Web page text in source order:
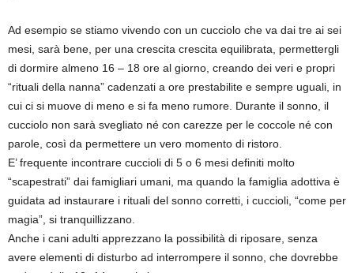
Ad esempio se stiamo vivendo con un cucciolo che va dai tre ai sei
mesi, sarà bene, per una crescita crescita equilibrata, permettergli
di dormire almeno 16 – 18 ore al giorno, creando dei veri e propri
“rituali della nanna” cadenzati a ore prestabilite e sempre uguali, in
cui ci si muove di meno e si fa meno rumore. Durante il sonno, il
cucciolo non sarà svegliato né con carezze per le coccole né con
parole, così da permettere un vero momento di ristoro.
E’ frequente incontrare cuccioli di 5 o 6 mesi definiti molto
“scapestrati” dai famigliari umani, ma quando la famiglia adottiva è
guidata ad instaurare i rituali del sonno corretti, i cuccioli, “come per
magia”, si tranquillizzano.
Anche i cani adulti apprezzano la possibilità di riposare, senza
avere elementi di disturbo ad interrompere il sonno, che dovrebbe